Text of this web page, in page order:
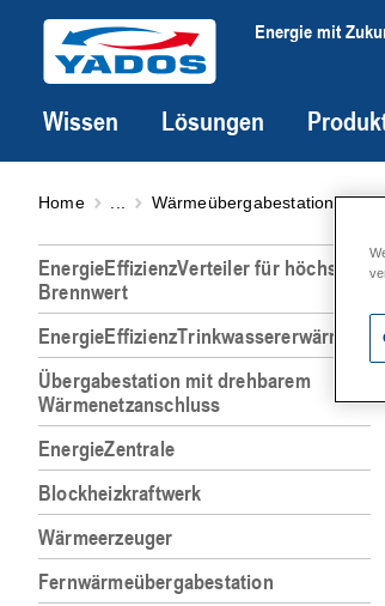
Energie mit
Wissen Lösungen
Home Wärmeübergabestation
EnergieEffizienzVerteiler für höchsten
Brennwert
EnergieEffizienzTrinkwassererwärmer
Übergabestation mit drehbarem
Wärmenetzanschluss
EnergieZentrale
Blockheizkraftwerk
Wärmeerzeuger
Fernwärmeübergabestation